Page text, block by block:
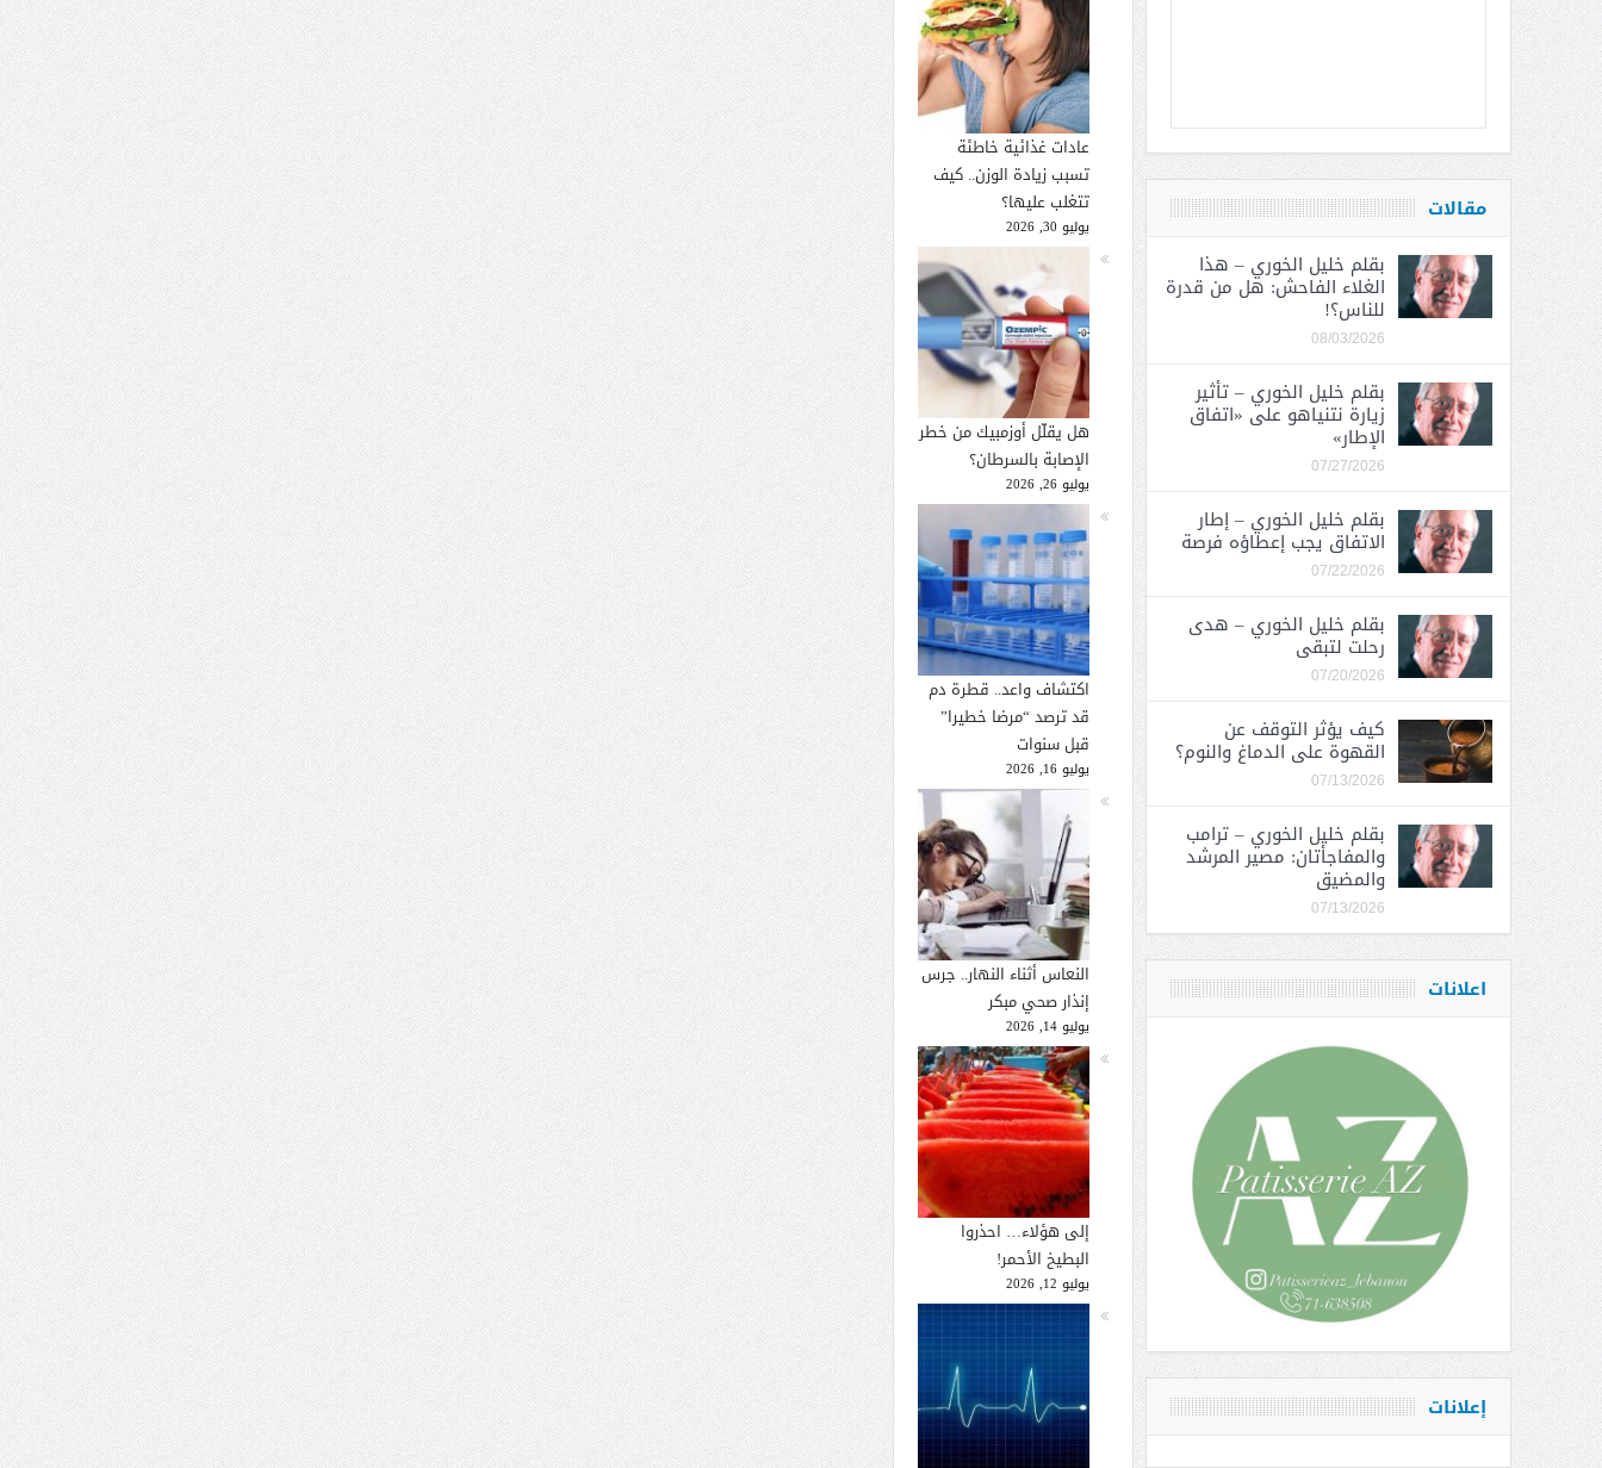
عادات غذائية خاطئة
تسبب زيادة الوزن.. كيف
تتغلب عليها؟
يوليو 30, 2026
هل يقلّل أوزمبيك من خطر
الإصابة بالسرطان؟
يوليو 26, 2026
اكتشاف واعد.. قطرة دم
قد ترصد “مرضا خطيرا”
قبل سنوات
يوليو 16, 2026
النعاس أثناء النهار.. جرس
إنذار صحي مبكر
يوليو 14, 2026
إلى هؤلاء… احذروا
البطيخ الأحمر!
يوليو 12, 2026
مقالات
بقلم خليل الخوري – هذا
الغلاء الفاحش: هل من قدرة
للناس؟!
08/03/2026
بقلم خليل الخوري – تأثير
زيارة نتنياهو على «اتفاق
الإطار»
07/27/2026
بقلم خليل الخوري – إطار
الاتفاق يجب إعطاؤه فرصة
07/22/2026
بقلم خليل الخوري – هدى
رحلت لتبقى
07/20/2026
كيف يؤثر التوقف عن
القهوة على الدماغ والنوم؟
07/13/2026
بقلم خليل الخوري – ترامب
والمفاجأتان: مصير المرشد
والمضيق
07/13/2026
اعلانات
إعلانات